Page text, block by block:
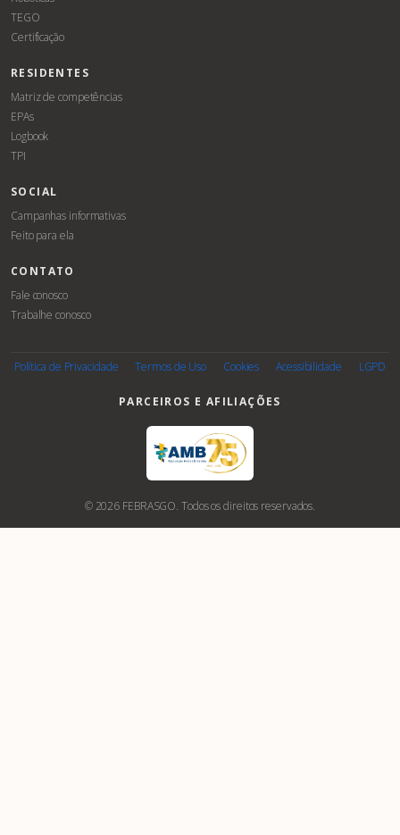
TEGO
Certificação
RESIDENTES
Matriz de competências
EPAs
Logbook
TPI
SOCIAL
Campanhas informativas
Feito para ela
CONTATO
Fale conosco
Trabalhe conosco
Política de Privacidade Termos de Uso Cookies Acessibilidade LGPD
PARCEIROS E AFILIAÇÕES
© 2026 FEBRASGO. Todos os direitos reservados.